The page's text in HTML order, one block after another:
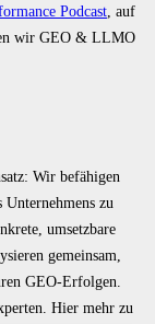
Podcast , auf
wir GEO & LLMO
Wir befähigen
zu
umsetzbare
gemeinsam,
GEO-Erfolgen.
Hier mehr zu